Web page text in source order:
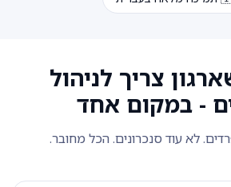
צריך לניהול
- במקום אחד
לא עוד סנכרונים. הכל מחובר.